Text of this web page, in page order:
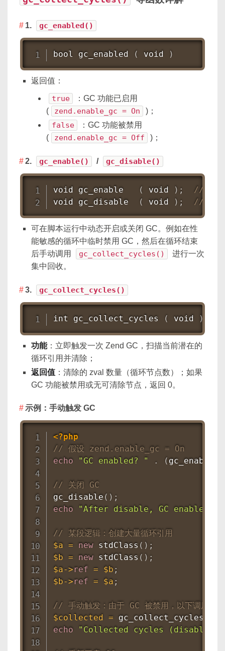
1. gc_enabled()
bool gc_enabled ( void )
返回值：
true
：GC 功能已启用
(
zend.enable_gc = On )；
false
：GC 功能被禁用
(
zend.enable_gc = Off )；
2. gc_enable() / gc_disable()
void gc_enable ( void ) ;
// 开启
void gc_disable
( void ) ; // 关闭
可在脚本运行中动态开启或关闭 GC。例如在性
能敏感的循环中临时禁用 GC，然后在循环结束
后手动调用
gc_collect_cycles()
进行一次
集中回收。
3. gc_collect_cycles()
int gc_collect_cycles ( void )
功能：立即触发一次 Zend GC，扫描当前潜在的
循环引用并清除；
返回值 ：清除的 zval 数量（循环节点数）；如果
GC 功能被禁用或无可清除节点，返回 0。
示例：手动触发 GC
<?php
// 假设 zend.enable_gc = On
echo
"GC enabled? " . ( gc_enabled
// 关闭 GC
gc_disable ( ) ;
echo
"After disable, GC enabled? "
// 某段逻辑：创建大量循环引用
$a = new stdClass ( ) ;
$b = new stdClass ( ) ;
$a->ref = $b ;
$b->ref = $a ;
// 手动触发：由于 GC 被禁用，以下调用无
$collected
= gc_collect_cycles
echo
"Collected cycles